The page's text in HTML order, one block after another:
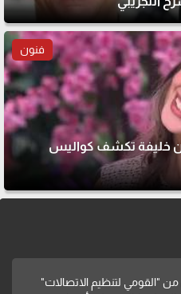
فنون
خليفة تكشف كواليس
من "القومي لتنظيم الاتصالات"